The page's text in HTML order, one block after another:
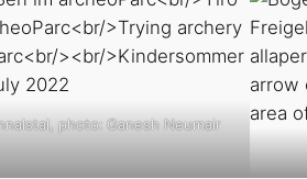
photo: Ganesh Neumair